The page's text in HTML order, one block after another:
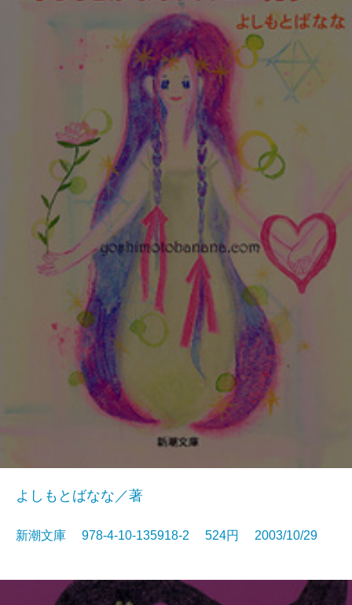
よしもとばなな／著
新潮文庫 978-4-10-135918-2 524円 2003/10/29